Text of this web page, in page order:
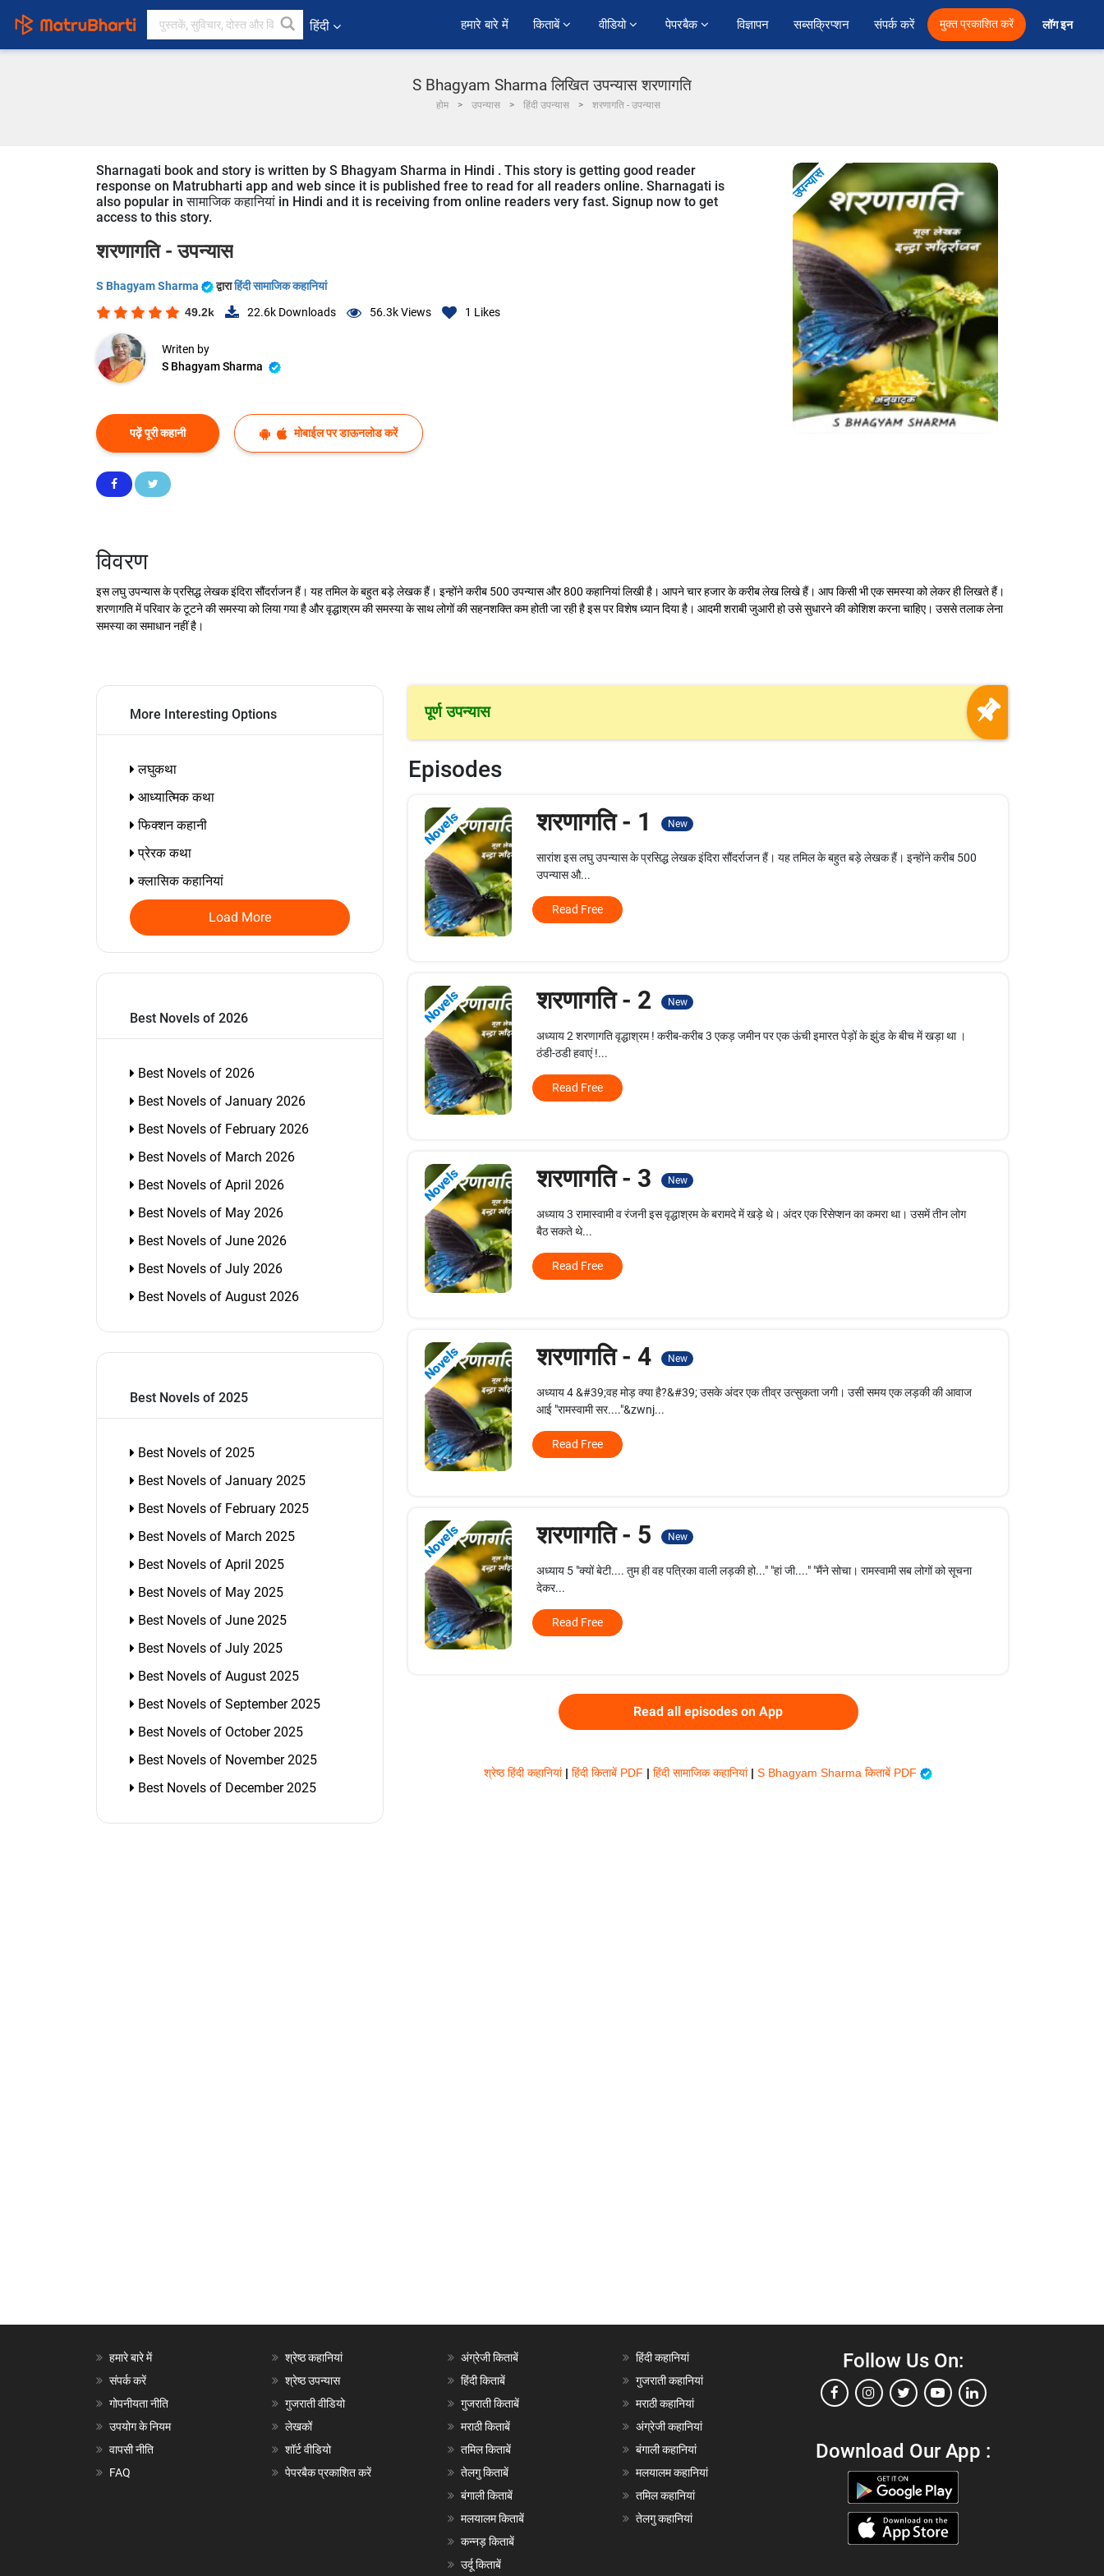
हिंदी हमारे बारे में किताबें वीडियो पेपरबैक विज्ञापन सब्सक्रिप्शन संपर्क करें मुक्त प्रकाशित करें लॉग इन
S Bhagyam Sharma लिखित उपन्यास शरणागति
होम उपन्यास हिंदी उपन्यास शरणागति - उपन्यास
Sharnagati book and story is written by S Bhagyam Sharma in Hindi . This story is getting good reader
response on Matrubharti app and web since it is published free to read for all readers online. Sharnagati is
also popular in सामाजिक कहानियां in Hindi and it is receiving from online readers very fast. Signup now to get
access to this story.
शरणागति -उपन्यास
S Bhagyam Sharma द्वाराहिंदी सामाजिक कहानियां
49.2k 22.6k Downloads 56.3kViews 1 Likes
Writen by
S Bhagyam Sharma
पढ़ें पूरी कहानी मोबाईल पर डाऊनलोड करें
उपन्यास
विवरण
इस लघु उपन्यास के प्रसिद्ध लेखक इंदिरा सौंदर्राजन हैं। यह तमिल के बहुत बड़े लेखक हैं। इन्होंने करीब 500 उपन्यास और 800 कहानियां लिखी है। आपने चार हजार के करीब लेख लिखे हैं। आप किसी भी एक समस्या को लेकर ही लिखते हैं।
शरणागति में परिवार के टूटने की समस्या को लिया गया है और वृद्धाश्रम की समस्या के साथ लोगों की सहनशक्ति कम होती जा रही है इस पर विशेष ध्यान दिया है। आदमी शराबी जुआरी हो उसे सुधारने की कोशिश करना चाहिए। उससे तलाक लेना
समस्या का समाधान नहीं है।
More Interesting Options
लघुकथा
आध्यात्मिक कथा
फिक्शन कहानी
प्रेरक कथा
क्लासिक कहानियां
Load More
Best Novels of 2026
Best Novels of 2026
Best Novels of January 2026
Best Novels of February 2026
Best Novels of March 2026
Best Novels of April 2026
Best Novels of May 2026
Best Novels of June 2026
Best Novels of July 2026
Best Novels of August 2026
Best Novels of 2025
Best Novels of 2025
Best Novels of January 2025
Best Novels of February 2025
Best Novels of March 2025
Best Novels of April 2025
Best Novels of May 2025
Best Novels of June 2025
Best Novels of July 2025
Best Novels of August 2025
Best Novels of September 2025
Best Novels of October 2025
Best Novels of November 2025
Best Novels of December 2025
पूर्ण उपन्यास
Episodes
Novels शरणागति - 1 New
सारांश इस लघु उपन्यास के प्रसिद्ध लेखक इंदिरा सौंदर्राजन हैं। यह तमिल के बहुत बड़े लेखक हैं। इन्होंने करीब 500
उपन्यास औ...
Read Free
Novels शरणागति - 2 New
अध्याय 2 शरणागति वृद्धाश्रम ! करीब-करीब 3 एकड़ जमीन पर एक ऊंची इमारत पेड़ों के झुंड के बीच में खड़ा था ।
ठंडी-ठडी हवाएं !...
Read Free
Novels शरणागति - 3 New
अध्याय 3 रामास्वामी व रंजनी इस वृद्धाश्रम के बरामदे में खड़े थे। अंदर एक रिसेप्शन का कमरा था। उसमें तीन लोग
बैठ सकते थे...
Read Free
Novels शरणागति - 4 New
अध्याय 4 &#39;वह मोड़ क्या है?&#39; उसके अंदर एक तीव्र उत्सुकता जगी। उसी समय एक लड़की की आवाज
आई "रामस्वामी सर...."&zwnj...
Read Free
Novels शरणागति - 5 New
अध्याय 5 "क्यों बेटी.... तुम ही वह पत्रिका वाली लड़की हो..." "हां जी...." "मैंने सोचा। रामस्वामी सब लोगों को सूचना
देकर...
Read Free
Read all episodes on App
श्रेष्ठ हिंदी कहानियां | हिंदी किताबें PDF | हिंदी सामाजिक कहानियां | S Bhagyam Sharma किताबें PDF
हमारे बारे में
संपर्क करें
गोपनीयता नीति
उपयोग के नियम
वापसी नीति
FAQ
श्रेष्ठ कहानियां
श्रेष्ठ उपन्यास
गुजराती वीडियो
लेखकों
शॉर्ट वीडियो
पेपरबैक प्रकाशित करें
अंग्रेजी किताबें
हिंदी किताबें
गुजराती किताबें
मराठी किताबें
तमिल किताबें
तेलगु किताबें
बंगाली किताबें
मलयालम किताबें
कन्नड़ किताबें
उर्दू किताबें
हिंदी कहानियां
गुजराती कहानियां
मराठी कहानियां
अंग्रेजी कहानियां
बंगाली कहानियां
मलयालम कहानियां
तमिल कहानियां
तेलगु कहानियां
Follow Us On:
Download Our App :